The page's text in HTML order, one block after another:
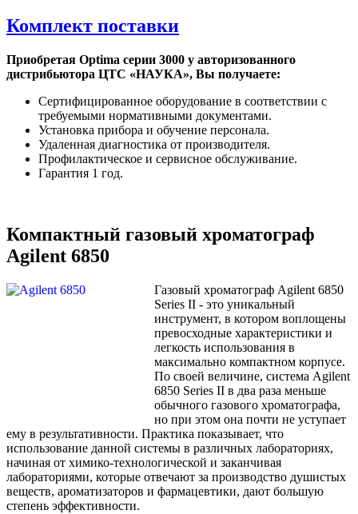
Комплект поставки
Приобретая Optima серии 3000 у авторизованного
дистрибьютора ЦТС «НАУКА», Вы получаете:
Сертифицированное оборудование в соответствии с
требуемыми нормативными документами.
Установка прибора и обучение персонала.
Удаленная диагностика от производителя.
Профилактическое и сервисное обслуживание.
Гарантия 1 год.
Компактный газовый хроматограф
Agilent 6850
Газовый хроматограф Agilent 6850
Series II - это уникальный
инструмент, в котором воплощены
превосходные характеристики и
легкость использования в
максимально компактном корпусе.
По своей величине, система Agilent
6850 Series II в два раза меньше
обычного газового хроматографа,
но при этом она почти не уступает
ему в результативности. Практика показывает, что
использование данной системы в различных лабораториях,
начиная от химико-технологической и заканчивая
лабораториями, которые отвечают за производство душистых
веществ, ароматизаторов и фармацевтики, дают большую
степень эффективности.